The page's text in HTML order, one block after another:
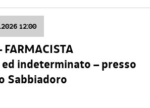
12:00
ed indeterminato – presso
Sabbiadoro